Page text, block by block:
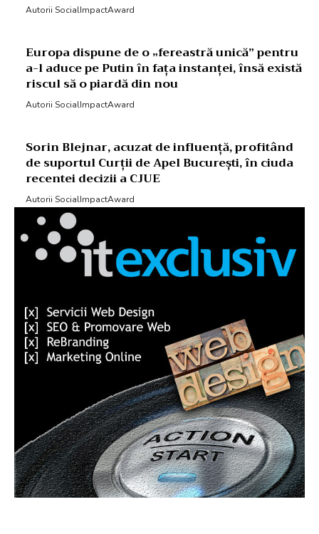
Autorii SocialImpactAward
Europa dispune de o „fereastră unică” pentru
a-l aduce pe Putin în fața instanței, însă există
riscul să o piardă din nou
Autorii SocialImpactAward
Sorin Blejnar, acuzat de influență, profitând
de suportul Curții de Apel București, în ciuda
recentei decizii a CJUE
Autorii SocialImpactAward